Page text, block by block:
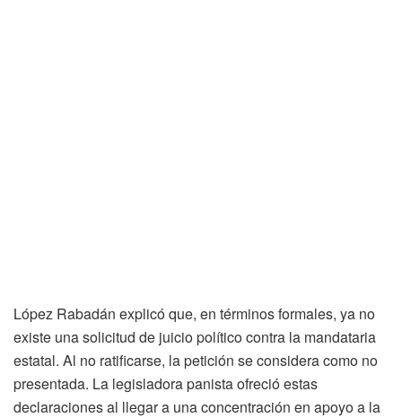
López Rabadán explicó que, en términos formales, ya no
existe una solicitud de juicio político contra la mandataria
estatal. Al no ratificarse, la petición se considera como no
presentada. La legisladora panista ofreció estas
declaraciones al llegar a una concentración en apoyo a la